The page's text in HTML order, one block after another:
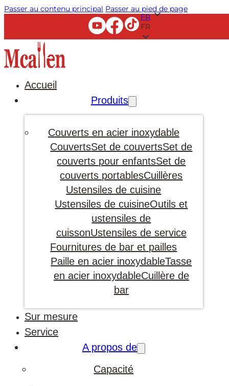
Passer au contenu principal Passer au pied de page
FR
FR
Accueil
Produits
Couverts en acier inoxydable
CouvertsSet de couvertsSet de
couverts pour enfantsSet de
couverts portablesCuillères
Ustensiles de cuisine
Ustensiles de cuisineOutils et
ustensiles de
cuissonUstensiles de service
Fournitures de bar et pailles
Paille en acier inoxydableTasse
en acier inoxydableCuillère de
bar
Sur mesure
Service
A propos de
Capacité